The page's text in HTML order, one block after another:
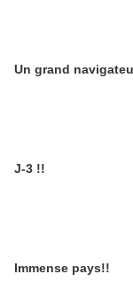
Un grand
J-3 !!
Immense pays!!